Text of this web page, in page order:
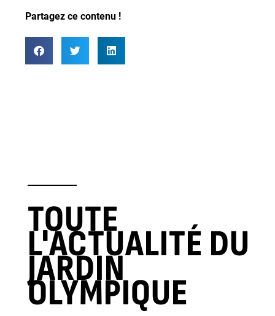
Partagez ce contenu !
TOUTE
L'ACTUALITÉ DU
JARDIN
OLYMPIQUE